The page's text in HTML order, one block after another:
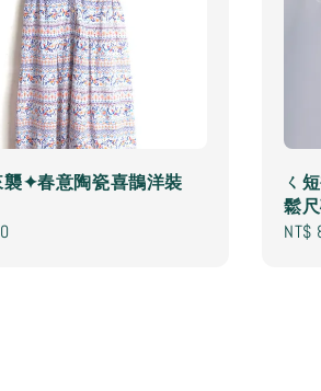
✦春意陶瓷喜鵲洋裝
ㄑ
鬆
NT$